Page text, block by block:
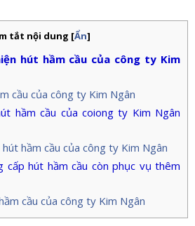
tắt nội dung [Ẩn]
hút hầm cầu của công ty Kim
cầu của công ty Kim Ngân
hầm cầu của coiong ty Kim Ngân
hầm cầu của công ty Kim Ngân
cấp hút hầm cầu còn phục vụ thêm
cầu của công ty Kim Ngân